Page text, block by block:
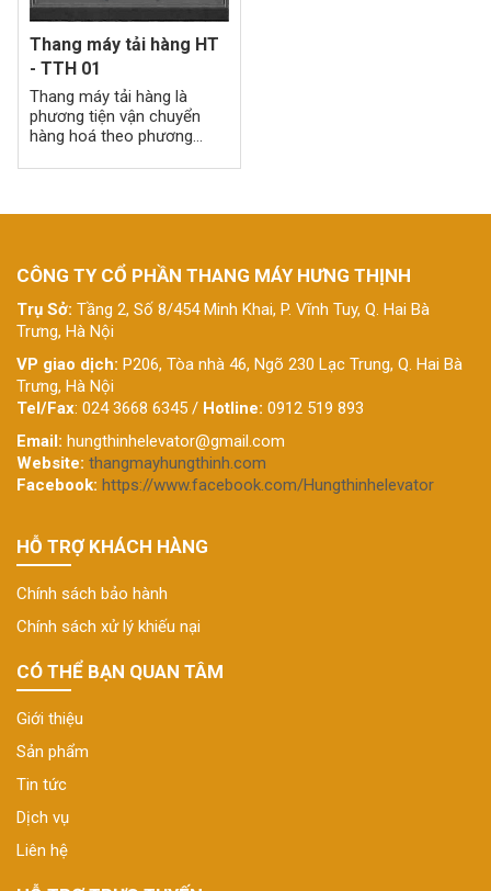
Thang máy tải hàng HT
- TTH 01
Thang máy tải hàng là
phương tiện vận chuyển
hàng hoá theo phương
rất quan trọng trong các
CÔNG TY CỔ PHẦN THANG MÁY HƯNG THỊNH
Trụ Sở: Tầng 2, Số 8/454 Minh Khai, P. Vĩnh Tuy, Q. Hai Bà
Trưng, Hà Nội
VP giao dịch: P206, Tòa nhà 46, Ngõ 230 Lạc Trung, Q. Hai Bà
Trưng, Hà Nội
Tel/Fax: 024 3668 6345 / Hotline: 0912 519 893
Email: hungthinhelevator@gmail.com
Website: thangmayhungthinh.com
Facebook: https://www.facebook.com/Hungthinhelevator
HỖ TRỢ KHÁCH HÀNG
Chính sách bảo hành
Chính sách xử lý khiếu nại
CÓ THỂ BẠN QUAN TÂM
Giới thiệu
Sản phẩm
Tin tức
Dịch vụ
Liên hệ